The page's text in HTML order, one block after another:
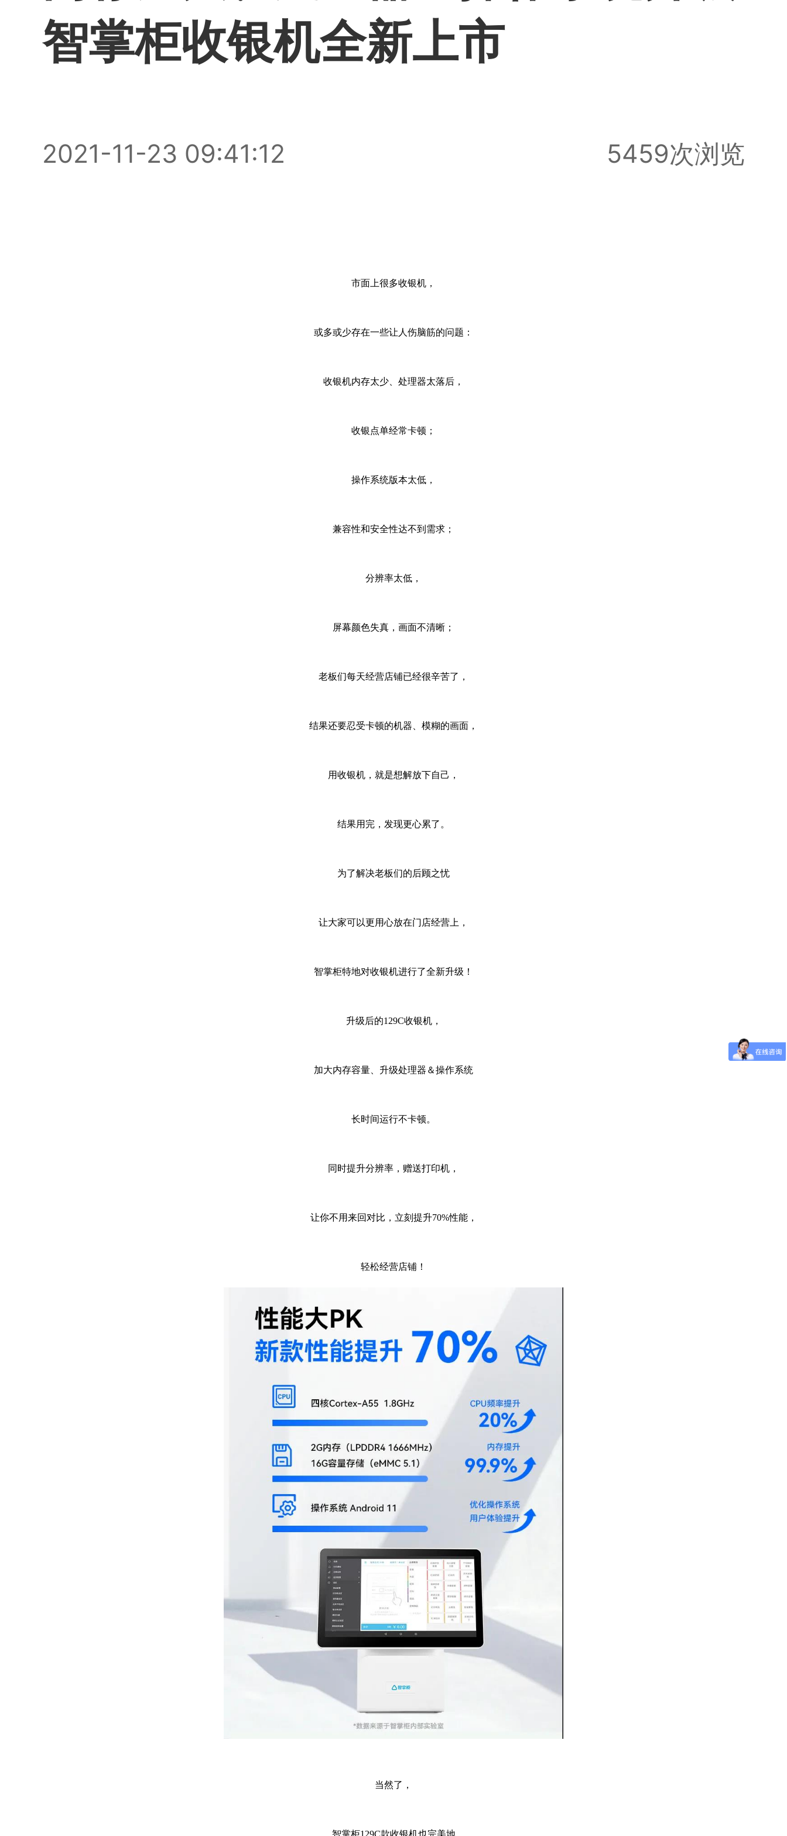
智掌柜收银机全新上市
2021-11-23 09:41:12 5459次浏览
市面上很多收银机，
或多或少存在一些让人伤脑筋的问题：
收银机内存太少、处理器太落后，
收银点单经常卡顿；
操作系统版本太低，
兼容性和安全性达不到需求；
分辨率太低，
屏幕颜色失真，画面不清晰；
老板们每天经营店铺已经很辛苦了，
结果还要忍受卡顿的机器、模糊的画面，
用收银机，就是想解放下自己，
结果用完，发现更心累了。
为了解决老板们的后顾之忧
让大家可以更用心放在门店经营上，
智掌柜特地对收银机进行了全新升级！
升级后的129C收银机，
加大内存容量、升级处理器＆操作系统
长时间运行不卡顿。
同时提升分辨率，赠送打印机，
让你不用来回对比，立刻提升70%性能，
轻松经营店铺！
当然了，